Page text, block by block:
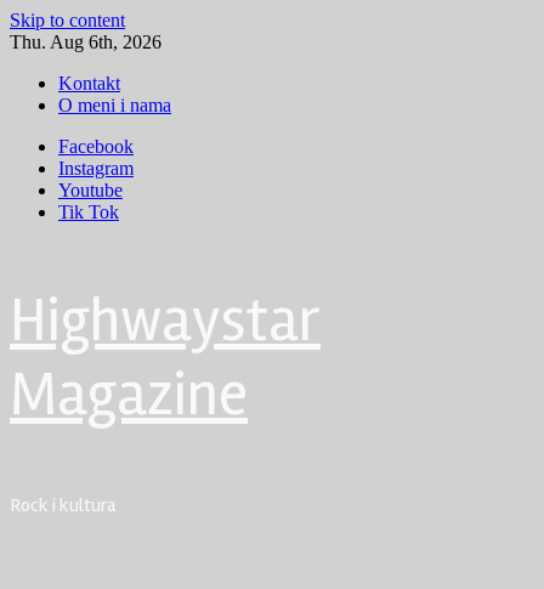
Skip to content
Thu. Aug 6th, 2026
Kontakt
O meni i nama
Facebook
Instagram
Youtube
Tik Tok
Highwaystar
Magazine
Rock i kultura